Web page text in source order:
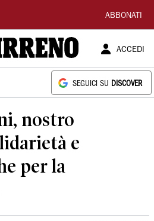
ABBONATI
ACCEDI
SEGUICI SU DISCOVER
nostro
e
per la